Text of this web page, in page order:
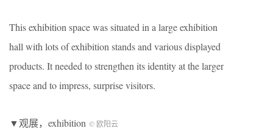
This exhibition space was situated in a large exhibition
hall with lots of exhibition stands and various displayed
products. It needed to strengthen its identity at the larger
space and to impress, surprise visitors.
▼观展，exhibition © 欧阳云